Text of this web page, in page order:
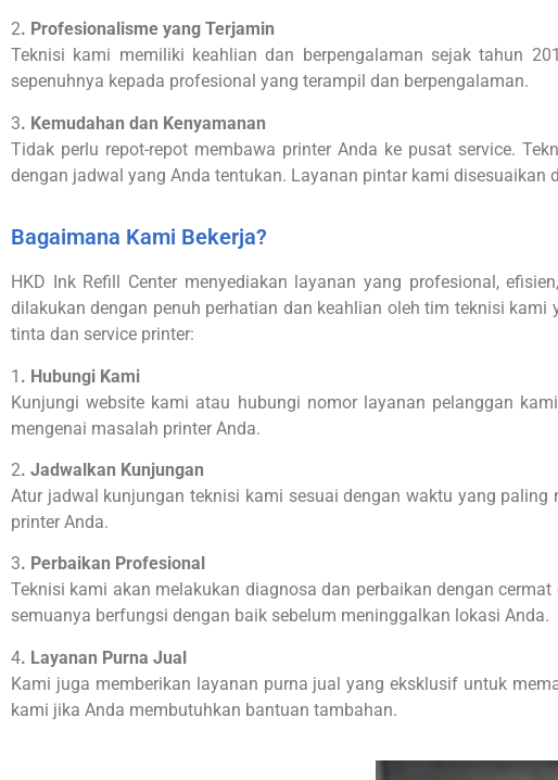
2. Profesionalisme yang Terjamin
Teknisi kami memiliki keahlian dan berpengalaman sejak tahun
sepenuhnya kepada profesional yang terampil dan berpengalaman.
3. Kemudahan dan Kenyamanan
Tidak perlu repot-repot membawa printer Anda ke pusat service.
dengan jadwal yang Anda tentukan. Layanan pintar kami
Bagaimana Kami Bekerja?
HKD Ink Refill Center menyediakan layanan yang profesional,
dilakukan dengan penuh perhatian dan keahlian oleh tim teknisi
tinta dan service printer:
1 . Hubungi Kami
Kunjungi website kami atau hubungi nomor layanan pelanggan
mengenai masalah printer Anda.
2. Jadwalkan Kunjungan
Atur jadwal kunjungan teknisi kami sesuai dengan waktu yang
printer Anda.
3. Perbaikan Profesional
Teknisi kami akan melakukan diagnosa dan perbaikan dengan
semuanya berfungsi dengan baik sebelum meninggalkan lokasi Anda.
4. Layanan Purna Jual
Kami juga memberikan layanan purna jual yang eksklusif untuk
kami jika Anda membutuhkan bantuan tambahan.